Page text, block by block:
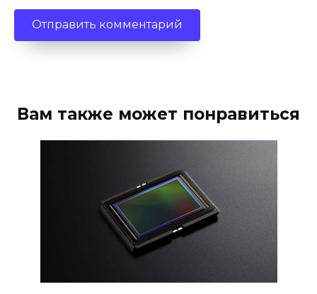
Вам также может понравиться